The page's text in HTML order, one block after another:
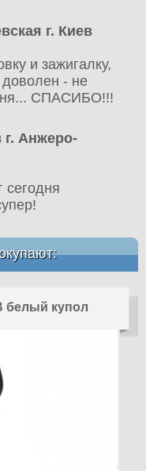
г. Киев
и зажигалку,
- не
СПАСИБО!!!
г. Анжеро-
сегодня
белый купол